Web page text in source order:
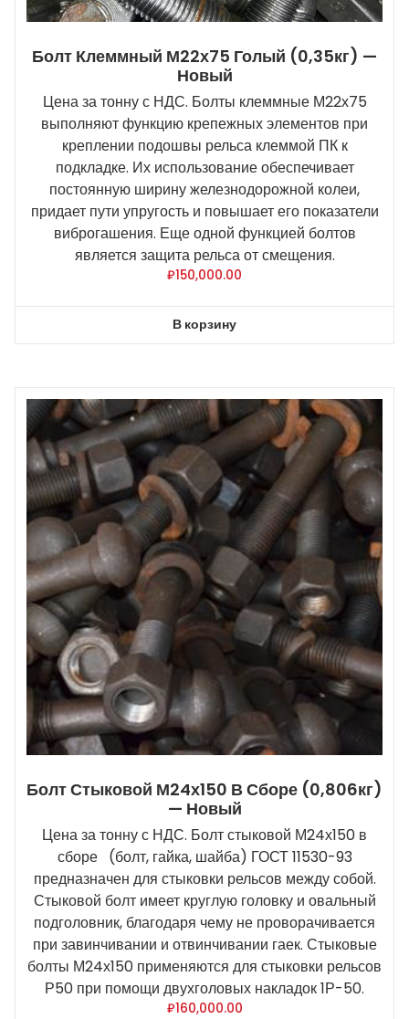
Болт Клеммный М22х75 Голый (0,35кг) —
Новый
Цена за тонну с НДС. Болты клеммные М22х75
выполняют функцию крепежных элементов при
креплении подошвы рельса клеммой ПК к
подкладке. Их использование обеспечивает
постоянную ширину железнодорожной колеи,
придает пути упругость и повышает его показатели
виброгашения. Еще одной функцией болтов
является защита рельса от смещения.
₽150,000.00
В корзину
Болт Стыковой М24х150 В Сборе (0,806кг)
— Новый
Цена за тонну с НДС. Болт стыковой М24х150 в
сборе (болт, гайка, шайба) ГОСТ 11530-93
предназначен для стыковки рельсов между собой.
Стыковой болт имеет круглую головку и овальный
подголовник, благодаря чему не проворачивается
при завинчивании и отвинчивании гаек. Стыковые
болты М24х150 применяются для стыковки рельсов
Р50 при помощи двухголовых накладок 1Р-50.
₽160,000.00